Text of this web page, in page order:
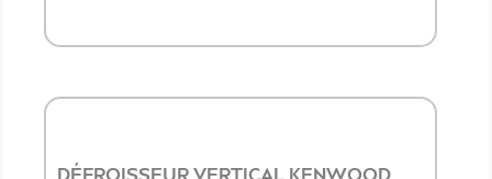
DÉFROISSEUR VERTICAL KENWOOD